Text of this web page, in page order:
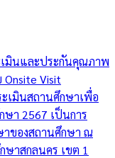
เมินและประกันคุณภาพ
Visit
เมินสถานศึกษาเพื่อ
ษา 2567 เป็นการ
าของสถานศึกษา ณ
าสกลนคร เขต 1